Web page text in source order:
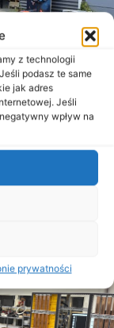
z technologii
podasz te same
jak adres
Jeśli
wpływ na
prywatności
ulicę
się zasłużonymi
– zarówno w